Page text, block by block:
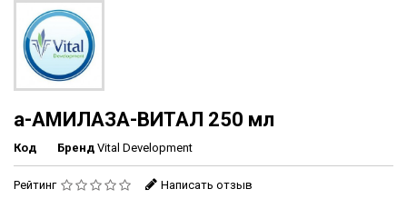
а-АМИЛАЗА-ВИТАЛ 250 мл
Код Бренд Vital Development
Рейтинг Написать отзыв